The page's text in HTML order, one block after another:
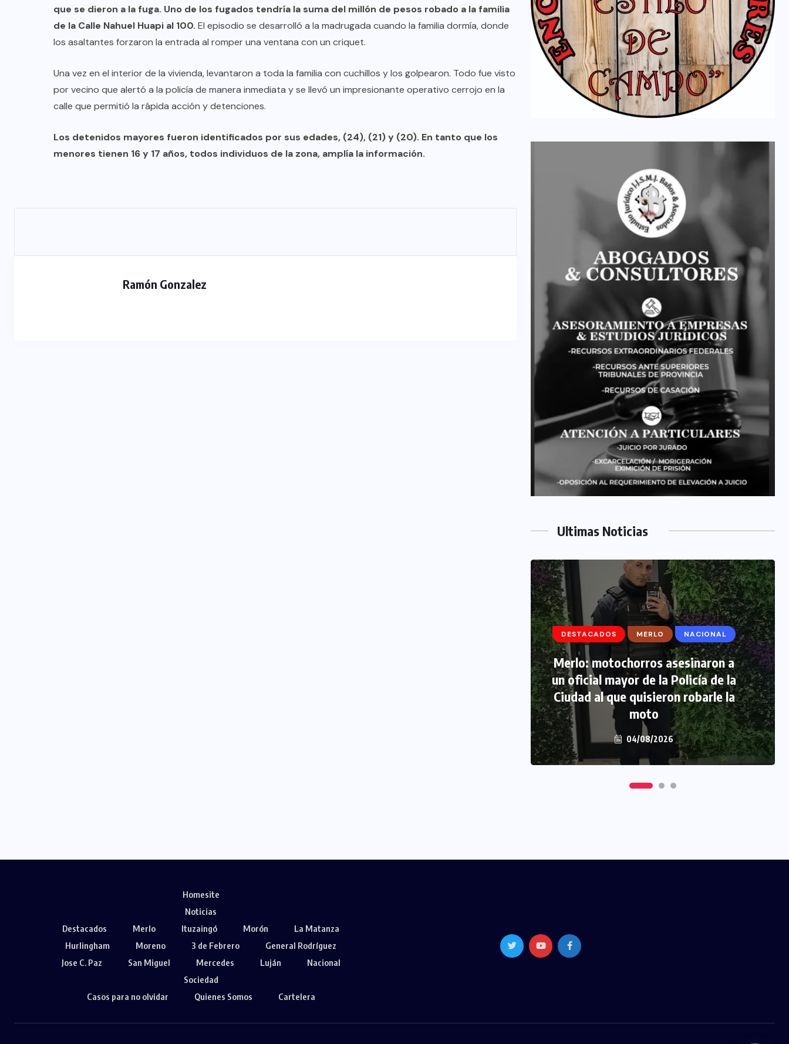
que se dieron a la fuga. Uno de los fugados tendría la suma del millón de pesos robado a la familia
de la Calle Nahuel Huapi al 100. El episodio se desarrolló a la madrugada cuando la familia dormía, donde
los asaltantes forzaron la entrada al romper una ventana con un criquet.
Una vez en el interior de la vivienda, levantaron a toda la familia con cuchillos y los golpearon. Todo fue visto
por vecino que alertó a la policía de manera inmediata y se llevó un impresionante operativo cerrojo en la
calle que permitió la rápida acción y detenciones.
Los detenidos mayores fueron identificados por sus edades, (24), (21) y (20). En tanto que los
menores tienen 16 y 17 años, todos individuos de la zona, amplía la información.
Ramón Gonzalez
Ultimas Noticias
DESTACADOS MERLO NACIONAL
Merlo: motochorros asesinaron a
un oficial mayor de la Policía de la
Ciudad al que quisieron robarle la
moto
04/08/2026
DESTACADOS MERLO MORÓN
Morón: se negó a declarar la
funcionaria narco y seguirá
detenida camino a prisión
preventiva
04/08/2026
Homesite
Noticias
Destacados
Merlo Ituzaingó Morón
La Matanza
Hurlingham
Moreno 3 de Febrero
General Rodríguez
Jose C. Paz
San Miguel Mercedes Luján
Nacional
Sociedad
Casos para no olvidar
Quienes Somos Cartelera